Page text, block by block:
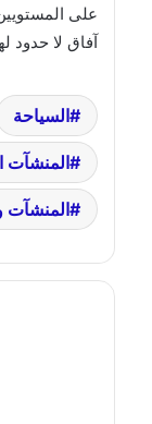
على
آفاق لا حدود
السياحة
المنشآت
المنشآت